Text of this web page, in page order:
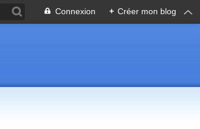
Connexion + Créer mon blog